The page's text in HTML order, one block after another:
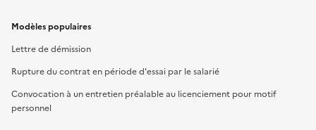
Modèles populaires
Lettre de démission
Rupture du contrat en période d'essai par le salarié
Convocation à un entretien préalable au licenciement pour motif
personnel